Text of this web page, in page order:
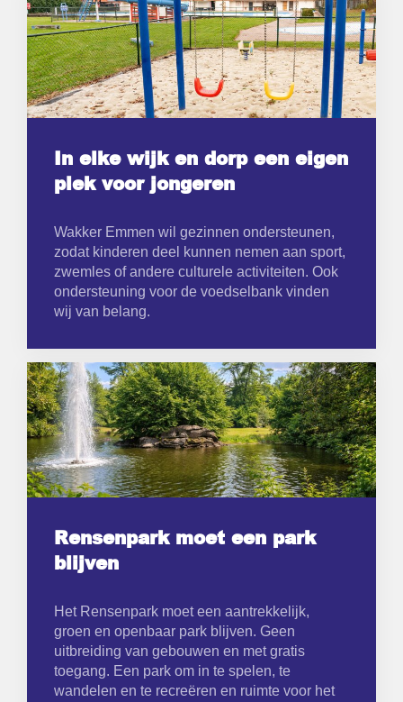
In elke wijk en dorp een eigen
plek voor jongeren
Wakker Emmen wil gezinnen ondersteunen,
zodat kinderen deel kunnen nemen aan sport,
zwemles of andere culturele activiteiten. Ook
ondersteuning voor de voedselbank vinden
wij van belang.
Rensenpark moet een park
blijven
Het Rensenpark moet een aantrekkelijk,
groen en openbaar park blijven. Geen
uitbreiding van gebouwen en met gratis
toegang. Een park om in te spelen, te
wandelen en te recreëren en ruimte voor het